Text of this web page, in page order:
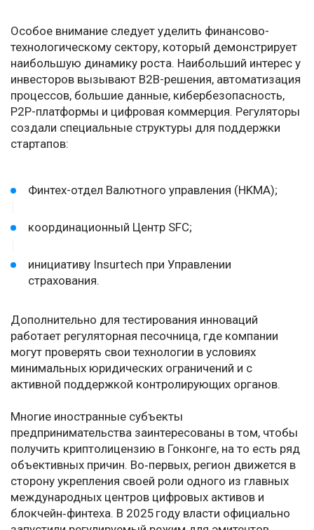
Особое внимание следует уделить финансово-
технологическому сектору, который демонстрирует
наибольшую динамику роста. Наибольший интерес у
инвесторов вызывают B2B-решения, автоматизация
процессов, большие данные, кибербезопасность,
P2P-платформы и цифровая коммерция. Регуляторы
создали специальные структуры для поддержки
стартапов:
Финтех-отдел Валютного управления (HKMA);
координационный Центр SFC;
инициативу Insurtech при Управлении
страхования.
Дополнительно для тестирования инноваций
работает регуляторная песочница, где компании
могут проверять свои технологии в условиях
минимальных юридических ограничений и с
активной поддержкой контролирующих органов.
Многие иностранные субъекты
предпринимательства заинтересованы в том, чтобы
получить криптолицензию в Гонконге, на то есть ряд
объективных причин. Во‑первых, регион движется в
сторону укрепления своей роли одного из главных
международных центров цифровых активов и
блокчейн‑финтеха. В 2025 году власти официально